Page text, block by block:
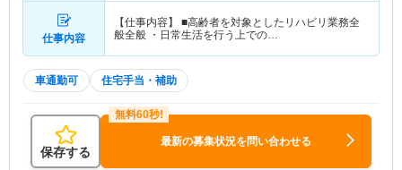
仕事内容
【仕事内容】 ■高齢者を対象としたリハビリ業務全
般全般 ・日常生活を行う上での…
車通勤可 住宅手当・補助
保存する
最新の募集状況を問い合わせる